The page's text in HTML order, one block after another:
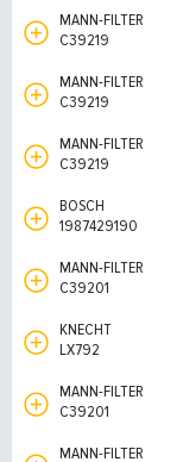
MANN-FILTER
C39219
MANN-FILTER
C39219
MANN-FILTER
C39219
BOSCH
1987429190
MANN-FILTER
C39201
KNECHT
LX792
MANN-FILTER
C39201
MANN-FILTER